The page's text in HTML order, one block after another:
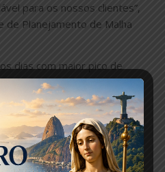
para os nossos clientes”,
de Planejamento de Malha
dias com maior pico de
fevereiro. Já no fim da folia,
de voos adicionais serão 13
uma malha que vai atender
que desejam curtir as festas
descansar, visitar a família
de 150 cidades para onde a